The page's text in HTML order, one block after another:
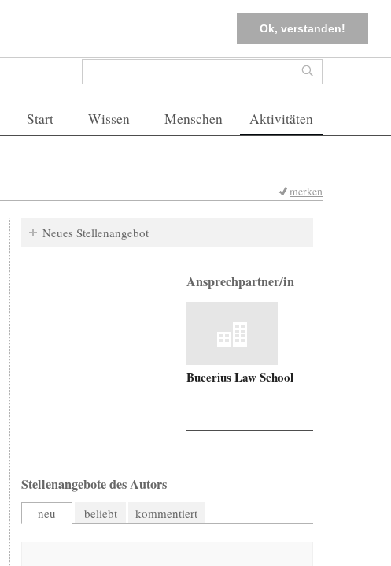
Ok, verstanden!
FAQs Einloggen
Suchformular Suche
Start Wissen Menschen Aktivitäten
merken
Neues Stellenangebot
Ansprechpartner/in
Bucerius Law School
Stellenangebote des Autors
neu beliebt kommentiert